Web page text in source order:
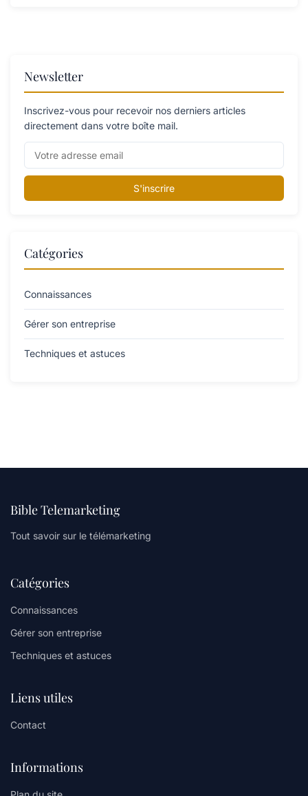
Newsletter
Inscrivez-vous pour recevoir nos derniers articles
directement dans votre boîte mail.
S'inscrire
Catégories
Connaissances
Gérer son entreprise
Techniques et astuces
Bible Telemarketing
Tout savoir sur le télémarketing
Catégories
Connaissances
Gérer son entreprise
Techniques et astuces
Liens utiles
Contact
Informations